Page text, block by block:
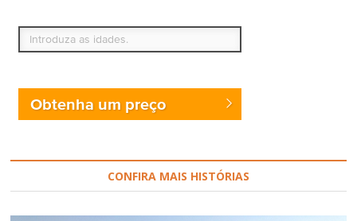
Obtenha um preço
CONFIRA MAIS HISTÓRIAS